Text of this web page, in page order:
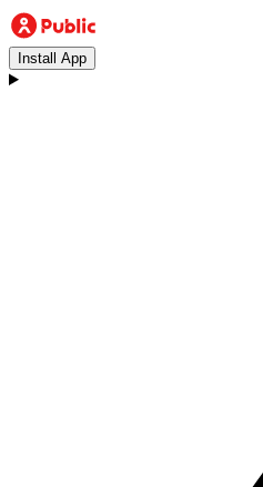
Install App